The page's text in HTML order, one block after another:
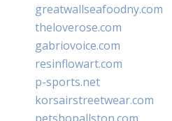
greatwallseafoodny.com
theloverose.com
gabriovoice.com
resinflowart.com
p-sports.net
korsairstreetwear.com